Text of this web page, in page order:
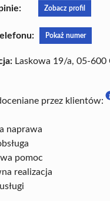
Zobacz profil
Pokaż numer
Laskowa 19/a, 05-600
przez klientów:
naprawa
pomoc
realizacja